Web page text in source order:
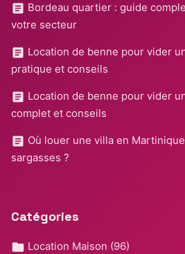
Bordeau quartier : guide
votre secteur
Location de benne pour vider
pratique et conseils
Location de benne pour vider
complet et conseils
Où louer une villa en
sargasses ?
Catégories
Location Maison (96)